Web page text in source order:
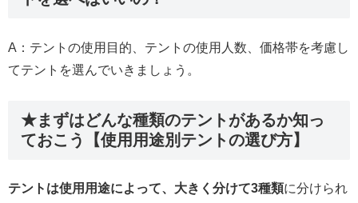
A：テントの使用目的、テントの使用人数、価格帯を考慮し
てテントを選んでいきましょう。
★まずはどんな種類のテントがあるか知っ
ておこう【使用用途別テントの選び方】
テントは使用用途によって、大きく分けて3種類に分けられ